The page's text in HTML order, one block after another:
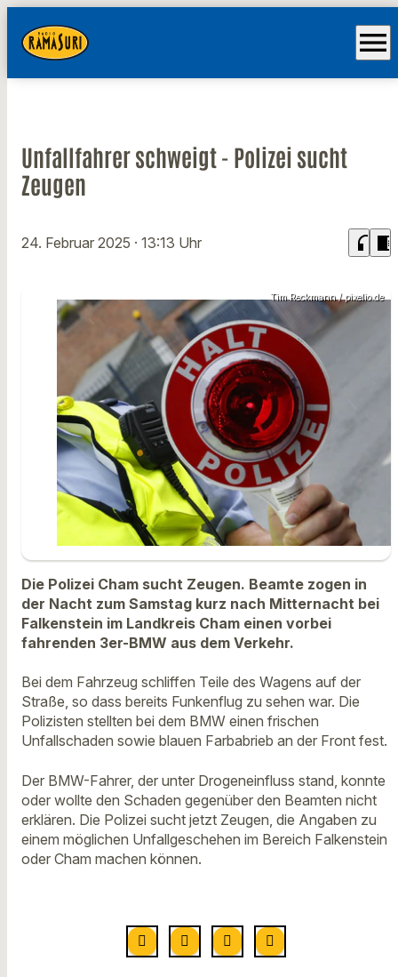
menu
Unfallfahrer schweigt - Polizei sucht
Zeugen
24. Februar 2025 · 13:13 Uhr headphones chrome_reader_mode
Tim Reckmann / pixelio.de
Die Polizei Cham sucht Zeugen. Beamte zogen in
der Nacht zum Samstag kurz nach Mitternacht bei
Falkenstein im Landkreis Cham einen vorbei
fahrenden 3er-BMW aus dem Verkehr.
Bei dem Fahrzeug schliffen Teile des Wagens auf der
Straße, so dass bereits Funkenflug zu sehen war. Die
Polizisten stellten bei dem BMW einen frischen
Unfallschaden sowie blauen Farbabrieb an der Front fest.
Der BMW-Fahrer, der unter Drogeneinfluss stand, konnte
oder wollte den Schaden gegenüber den Beamten nicht
erklären. Die Polizei sucht jetzt Zeugen, die Angaben zu
einem möglichen Unfallgeschehen im Bereich Falkenstein
oder Cham machen können.